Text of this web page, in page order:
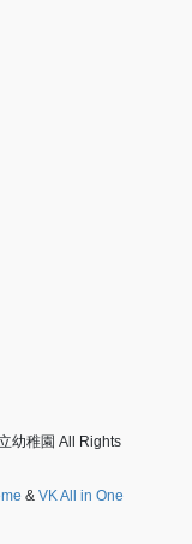
幼稚園 All Rights
& VK All in One